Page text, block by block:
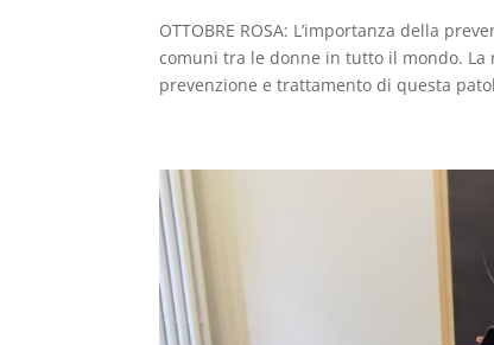
OTTOBRE ROSA: L’importanza della
comuni tra le donne in tutto il mondo. La
prevenzione e trattamento di questa